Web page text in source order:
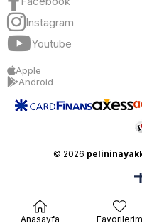
Instagram
Youtube
Apple
Android
© 2026
Anasayfa Favorilerim